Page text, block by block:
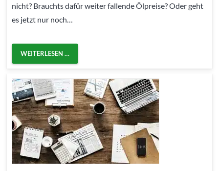
nicht? Brauchts dafür weiter fallende Ölpreise? Oder geht
es jetzt nur noch…
WEITERLESEN …